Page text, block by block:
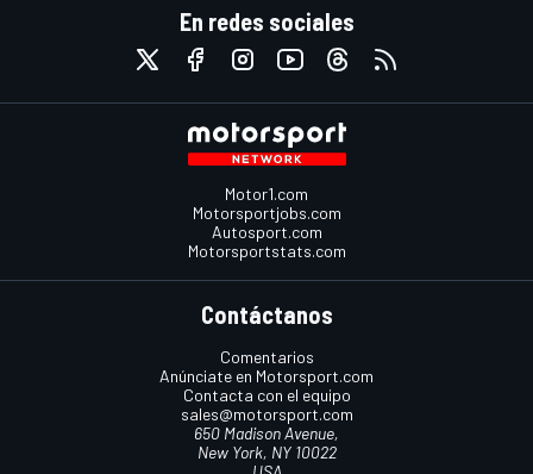
En redes sociales
Motor1.com
Motorsportjobs.com
Autosport.com
Motorsportstats.com
Contáctanos
Comentarios
Anúnciate en Motorsport.com
Contacta con el equipo
sales@motorsport.com
650 Madison Avenue,
New York, NY 10022